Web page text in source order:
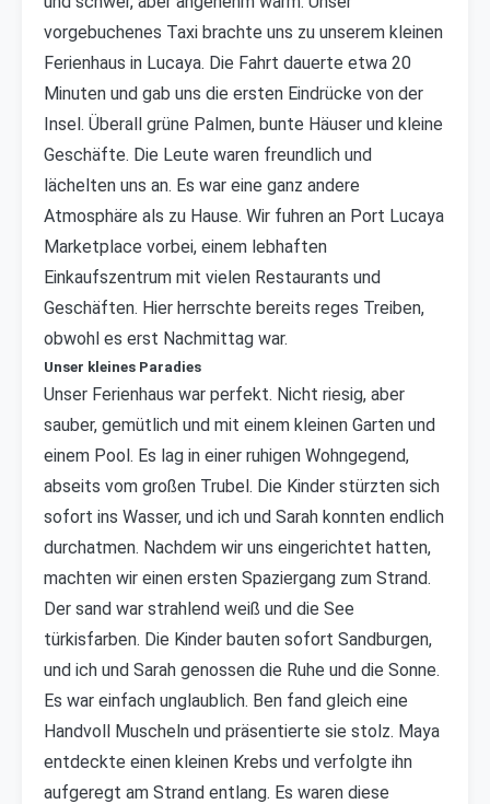
vorgebuchenes Taxi brachte uns zu unserem kleinen
Ferienhaus in Lucaya. Die Fahrt dauerte etwa 20
Minuten und gab uns die ersten Eindrücke von der
Insel. Überall grüne Palmen, bunte Häuser und kleine
Geschäfte. Die Leute waren freundlich und
lächelten uns an. Es war eine ganz andere
Atmosphäre als zu Hause. Wir fuhren an Port Lucaya
Marketplace vorbei, einem lebhaften
Einkaufszentrum mit vielen Restaurants und
Geschäften. Hier herrschte bereits reges Treiben,
obwohl es erst Nachmittag war.
Unser kleines Paradies
Unser Ferienhaus war perfekt. Nicht riesig, aber
sauber, gemütlich und mit einem kleinen Garten und
einem Pool. Es lag in einer ruhigen Wohngegend,
abseits vom großen Trubel. Die Kinder stürzten sich
sofort ins Wasser, und ich und Sarah konnten endlich
durchatmen. Nachdem wir uns eingerichtet hatten,
machten wir einen ersten Spaziergang zum Strand.
Der sand war strahlend weiß und die See
türkisfarben. Die Kinder bauten sofort Sandburgen,
und ich und Sarah genossen die Ruhe und die Sonne.
Es war einfach unglaublich. Ben fand gleich eine
Handvoll Muscheln und präsentierte sie stolz. Maya
entdeckte einen kleinen Krebs und verfolgte ihn
aufgeregt am Strand entlang. Es waren diese